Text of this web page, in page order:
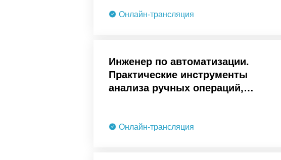
Онлайн-трансляция
Инженер по автоматизации.
Практические инструменты
анализа ручных операций,
Онлайн-трансляция